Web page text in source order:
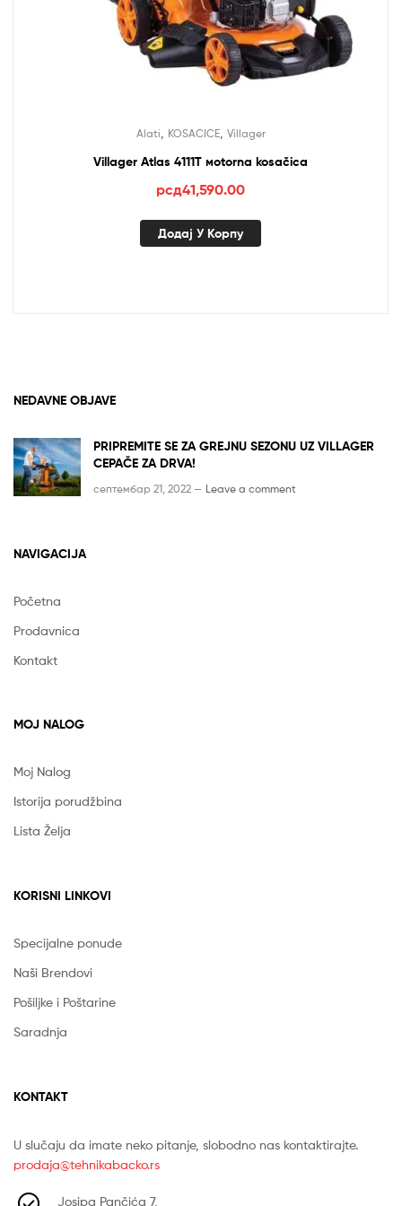
Alati KOSACICE, Villager
Villager Atlas 4111T мotorna kosačica
рсд41,590.00
Додај У Корпу
NEDAVNE OBJAVE
PRIPREMITE SE ZA GREJNU SEZONU UZ VILLAGER
CEPAČE ZA DRVA!
септембар 21, 2022 — Leave a comment
NAVIGACIJA
Početna
Prodavnica
Kontakt
MOJ NALOG
Moj Nalog
Istorija porudžbina
Lista Želja
KORISNI LINKOVI
Specijalne ponude
Naši Brendovi
Pošiljke i Poštarine
Saradnja
KONTAKT
U slučaju da imate neko pitanje, slobodno nas kontaktirajte.
prodaja@tehnikabacko.rs
Josipa Pančića 7,